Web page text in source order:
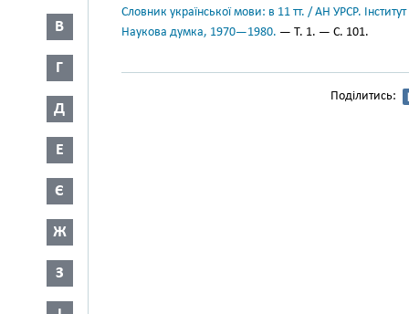
В
Г
Д
Е
Є
Ж
З
Словник української мови: в 11 тт. / АН УРСР.
Наукова думка, 1970—1980. — Т. 1. — С. 101.
Поділитись: